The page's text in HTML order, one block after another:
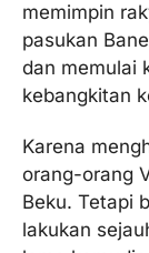
memimpin
pasukan
dan memulai
kebangkitan
Karena
orang-orang
Beku. Tetapi
lakukan